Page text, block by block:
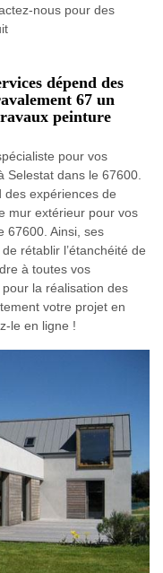
nous pour des
dépend des
67 un
peinture
pour vos
dans le 67600.
des expériences de
mur extérieur pour vos
67600. Ainsi, ses
rétablir l’étanchéité de
à toutes vos
la réalisation des
votre projet en
le en ligne !